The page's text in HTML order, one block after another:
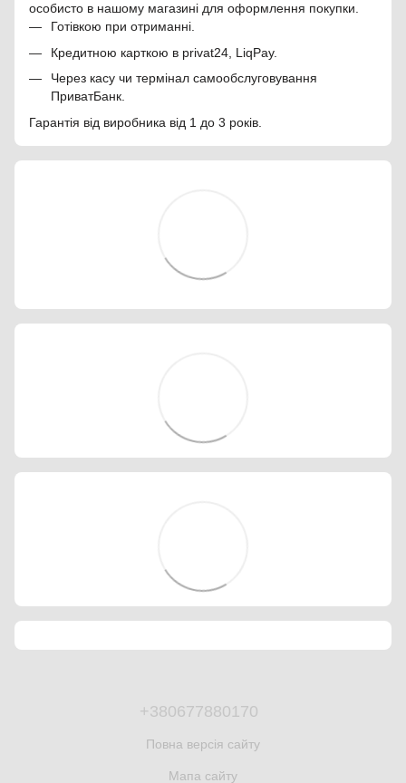
особисто в нашому магазині для оформлення покупки.
Готівкою при отриманні.
Кредитною карткою в privat24, LiqPay.
Через касу чи термінал самообслуговування
ПриватБанк.
Гарантія від виробника від 1 до 3 років.
+380677880170
Повна версія сайту
Мапа сайту